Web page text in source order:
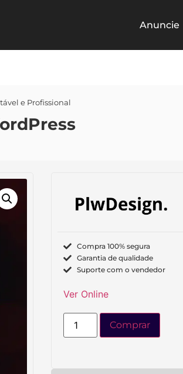
Anuncie
e Profissional
Compra 100% segura
Garantia de qualidade
Suporte com o vendedor
Ver Online
Comprar